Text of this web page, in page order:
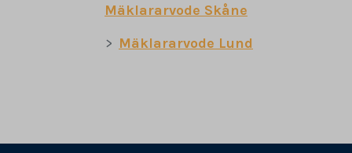
Mäklararvode Skåne
Mäklararvode Lund